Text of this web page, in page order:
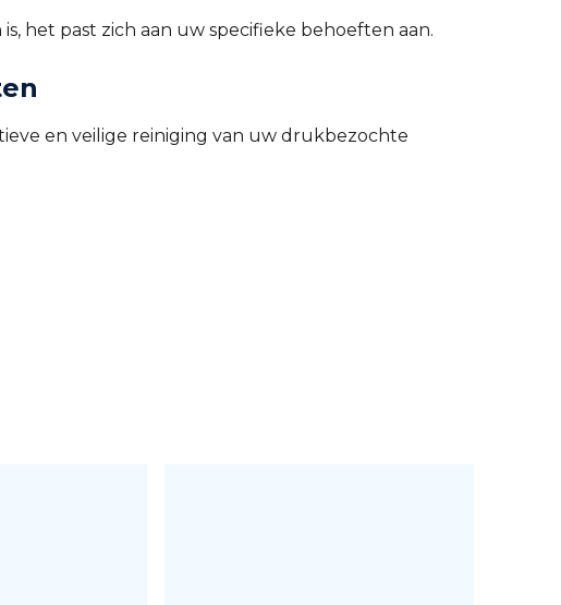
het past zich aan uw specifieke behoeften aan.
en veilige reiniging van uw drukbezochte